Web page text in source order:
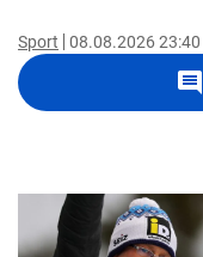
Sport 08.08.2026 23:40
comment